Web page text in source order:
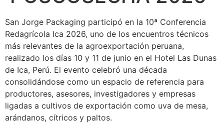
San Jorge Packaging participó en la 10ª Conferencia
Redagrícola Ica 2026, uno de los encuentros técnicos
más relevantes de la agroexportación peruana,
realizado los días 10 y 11 de junio en el Hotel Las Dunas
de Ica, Perú. El evento celebró una década
consolidándose como un espacio de referencia para
productores, asesores, investigadores y empresas
ligadas a cultivos de exportación como uva de mesa,
arándanos, cítricos y paltos.